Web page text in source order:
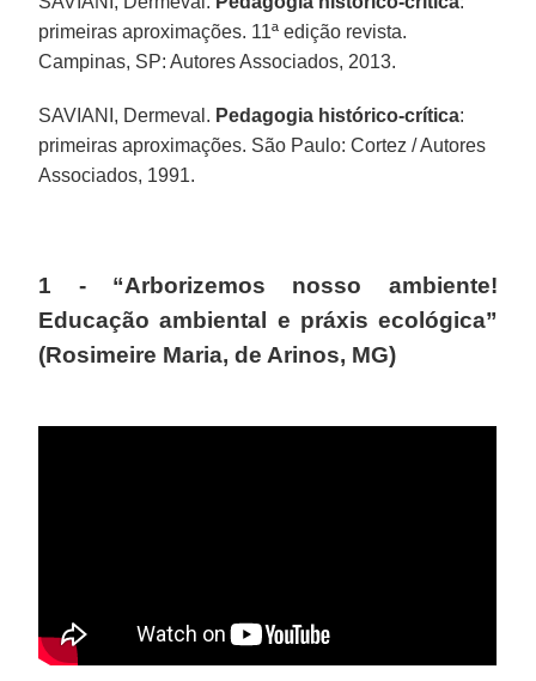
primeiras aproximações. 11ª edição revista.
Campinas, SP: Autores Associados, 2013.
SAVIANI, Dermeval. Pedagogia histórico-crítica:
primeiras aproximações. São Paulo: Cortez / Autores
Associados, 1991.
1 - “Arborizemos nosso ambiente!
Educação ambiental e práxis ecológica”
(Rosimeire Maria, de Arinos, MG)